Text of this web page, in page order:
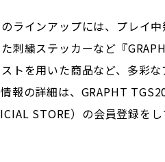
ラインアップには、プレイ
刺繍ステッカーなど『
トを用いた商品など、多彩な
報の詳細は、GRAPHT
STORE）の会員登録をし